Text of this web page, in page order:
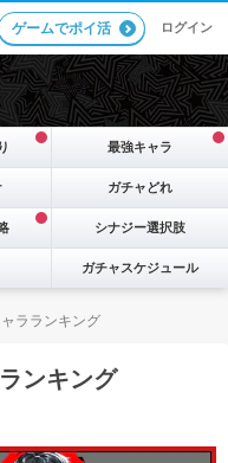
ゲームでポイ活 ログイン
最強キャラ
ガチャどれ
シナジー選択肢
ガチャスケジュール
ラランキング
ンキング